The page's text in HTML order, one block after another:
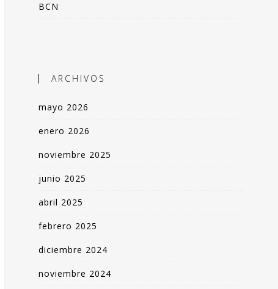
BCN
ARCHIVOS
mayo 2026
enero 2026
noviembre 2025
junio 2025
abril 2025
febrero 2025
diciembre 2024
noviembre 2024